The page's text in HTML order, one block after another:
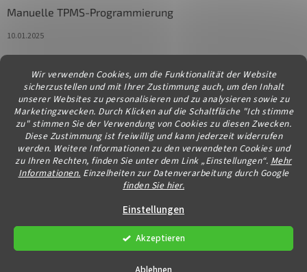
Wir verwenden Cookies, um die Funktionalität der Website
sicherzustellen und mit Ihrer Zustimmung auch, um den Inhalt
unserer Websites zu personalisieren und zu analysieren sowie zu
Marketingzwecken. Durch Klicken auf die Schaltfläche "Ich stimme
zu" stimmen Sie der Verwendung von Cookies zu diesen Zwecken.
Diese Zustimmung ist freiwillig und kann jederzeit widerrufen
werden. Weitere Informationen zu den verwendeten Cookies und
zu Ihren Rechten, finden Sie unter dem Link „Einstellungen“. Mehr
Informationen. Einzelheiten zur Datenverarbeitung durch Google
finden Sie hier.
Einstellungen
Akzeptieren
Manuelle TPMS-Programmierung
10.01.2025
Kontakt
info@diagstore.at
Erstellt von Shoptet
Copyright 2026diagstore.at. Alle Rechte vorbehalten.Cookie-
Einstellungen ändern